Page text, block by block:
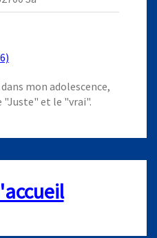
mon adolescence,
"Juste" et le "vrai".